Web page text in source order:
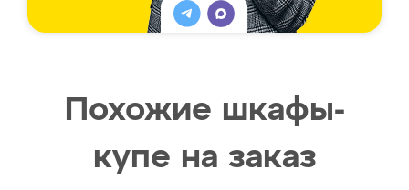
Похожие шкафы-
купе на заказ